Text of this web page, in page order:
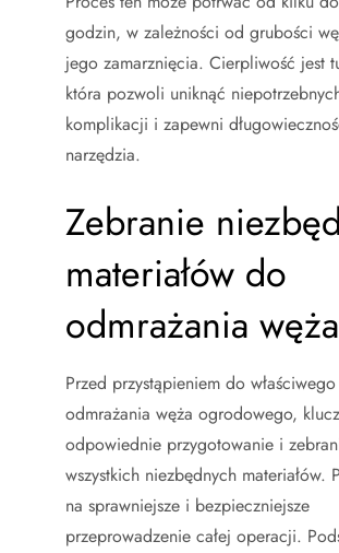
godzin, w zależności od grubości
jego zamarznięcia. Cierpliwość jest
która pozwoli uniknąć
komplikacji i zapewni
narzędzia.
Zebranie
materiałów do
odmrażania węża
Przed przystąpieniem do
odmrażania węża ogrodowego,
odpowiednie przygotowanie i
wszystkich niezbędnych materiałów.
na sprawniejsze i bezpieczniejsze
przeprowadzenie całej operacji.